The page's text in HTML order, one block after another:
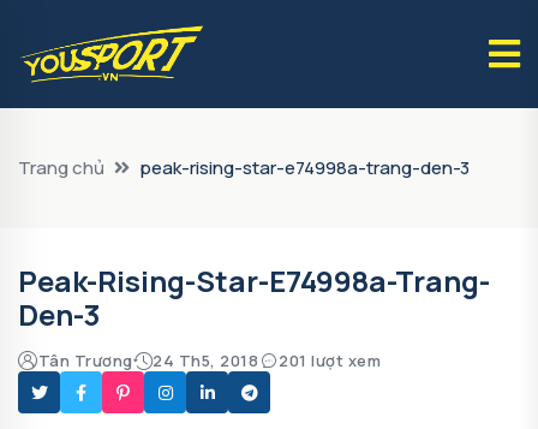
Trang chủ peak-rising-star-e74998a-trang-den-3
Peak-Rising-Star-E74998a-Trang-
Den-3
Tân Trương 24 Th5, 2018 201 lượt xem